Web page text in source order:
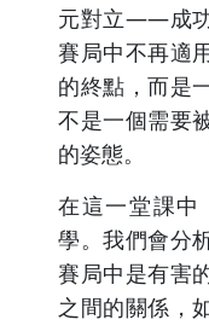
元對立——成
賽局中不再適
的終點，而是
不是一個需要
的姿態。
在這一堂課中
學。我們會分
賽局中是有害
之間的關係，